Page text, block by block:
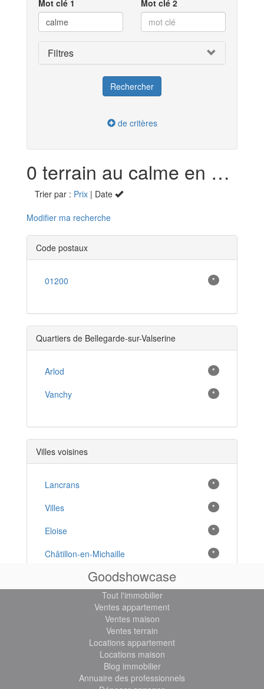
Mot clé 1 Mot clé 2
Filtres
de critères
0 terrain au calme en vente à Bellegarde-sur-Valserine (01)
Trier par : Prix | Date
Modifier ma recherche
Code postaux
01200 *
Quartiers de Bellegarde-sur-Valserine
Arlod *
Vanchy *
Villes voisines
Lancrans *
Villes *
Eloise *
Châtillon-en-Michaille *
Goodshowcase
Tout l'immobilier
Ventes appartement
Ventes maison
Ventes terrain
Locations appartement
Locations maison
Blog immobilier
Annuaire des professionnels